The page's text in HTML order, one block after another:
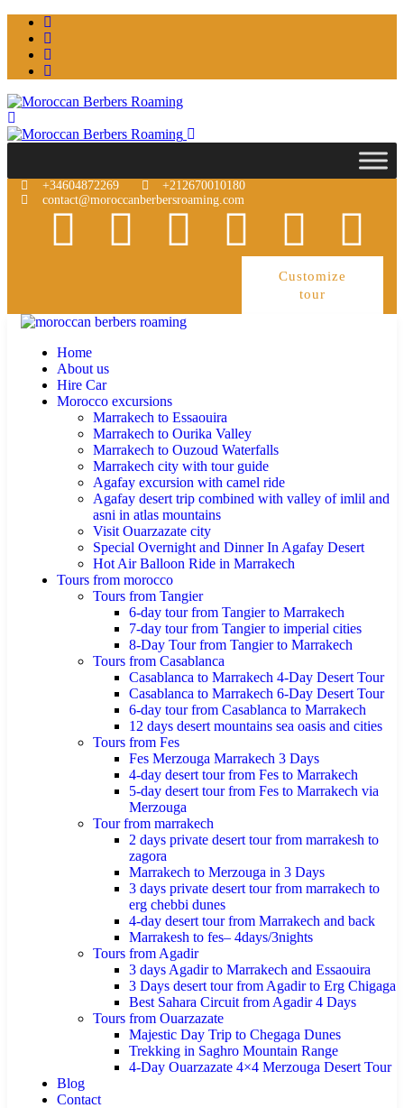
+34604872269
+212670010180
contact@moroccanberbersroaming.com
Customize
tour
Home
About us
Hire Car
Morocco excursions
Marrakech to Essaouira
Marrakech to Ourika Valley
Marrakech to Ouzoud Waterfalls
Marrakech city with tour guide
Agafay excursion with camel ride
Agafay desert trip combined with valley of imlil and
asni in atlas mountains
Visit Ouarzazate city
Special Overnight and Dinner In Agafay Desert
Hot Air Balloon Ride in Marrakech
Tours from morocco
Tours from Tangier
6-day tour from Tangier to Marrakech
7-day tour from Tangier to imperial cities
8-Day Tour from Tangier to Marrakech
Tours from Casablanca
Casablanca to Marrakech 4-Day Desert Tour
Casablanca to Marrakech 6-Day Desert Tour
6-day tour from Casablanca to Marrakech
12 days desert mountains sea oasis and cities
Tours from Fes
Fes Merzouga Marrakech 3 Days
4-day desert tour from Fes to Marrakech
5-day desert tour from Fes to Marrakech via
Merzouga
Tour from marrakech
2 days private desert tour from marrakesh to
zagora
Marrakech to Merzouga in 3 Days
3 days private desert tour from marrakech to
erg chebbi dunes
4-day desert tour from Marrakech and back
Marrakesh to fes– 4days/3nights
Tours from Agadir
3 days Agadir to Marrakech and Essaouira
3 Days desert tour from Agadir to Erg Chigaga
Best Sahara Circuit from Agadir 4 Days
Tours from Ouarzazate
Majestic Day Trip to Chegaga Dunes
Trekking in Saghro Mountain Range
4-Day Ouarzazate 4×4 Merzouga Desert Tour
Blog
Contact